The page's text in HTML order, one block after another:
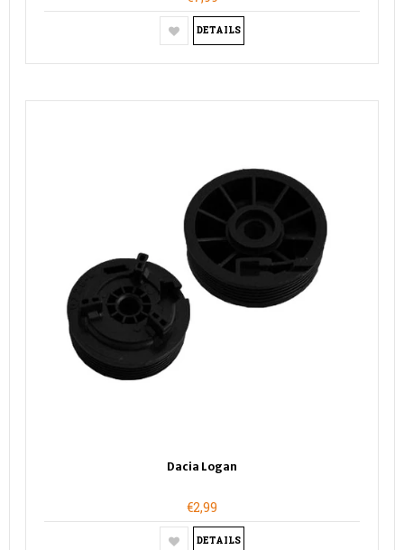
DETAILS
Dacia Logan
€2,99
DETAILS